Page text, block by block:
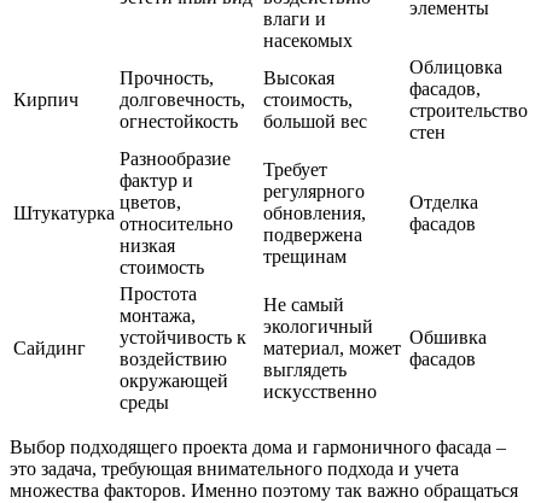
влаги и
насекомых
элементы
Кирпич
Прочность,
долговечность,
огнестойкость
Высокая
стоимость,
большой вес
Облицовка
фасадов,
строительство
стен
Штукатурка
Разнообразие
фактур и
цветов,
относительно
низкая
стоимость
Требует
регулярного
обновления,
подвержена
трещинам
Отделка
фасадов
Сайдинг
Простота
монтажа,
устойчивость к
воздействию
окружающей
среды
Не самый
экологичный
материал, может
выглядеть
искусственно
Обшивка
фасадов
Выбор подходящего проекта дома и гармоничного фасада –
это задача, требующая внимательного подхода и учета
множества факторов. Именно поэтому так важно обращаться